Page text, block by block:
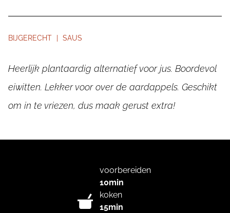
BIJGERECHT | SAUS
Heerlijk plantaardig alternatief voor jus. Boordevol
eiwitten. Lekker voor over de aardappels. Geschikt
om in te vriezen, dus maak gerust extra!
voorbereiden
10min
koken
15min